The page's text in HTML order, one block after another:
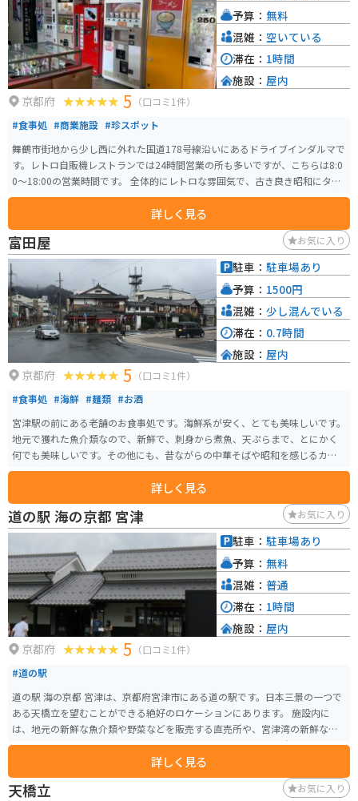
京都府 5 （口コミ1件）
#食事処 #商業施設 #珍スポット
舞鶴市街地から少し西に外れた国道178号線沿いにあるドライブインダルマで
す。レトロ自販機レストランでは24時間営業の所も多いですが、こちらは8:0
0～18:00の営業時間です。 全体的にレトロな雰囲気で、古き良き昭和にタイ
ムスリップできる空間です。インベーダーゲームをはじめ、2〜30年前のゲー
ムもあります。一部マニアには“自動販売機の聖地”とも呼ばれているようで
す。
詳しく見る
予算： 無料
混雑： 空いている
滞在： 1時間
施設： 屋内
富田屋 お気に入り
京都府 5 （口コミ1件）
#食事処 #海鮮 #麺類 #お酒
宮津駅の前にある老舗のお食事処です。海鮮系が安く、とても美味しいです。
地元で獲れた魚介類なので、新鮮で、刺身から煮魚、天ぷらまで、とにかく
何でも美味しいです。その他にも、昔ながらの中華そばや昭和を感じるカレ
ーなどもあります。土日の昼時は結構混み合います。
詳しく見る
駐車： 駐車場あり
予算： 1500円
混雑： 少し混んでいる
滞在： 0.7時間
施設： 屋内
道の駅 海の京都 宮津 お気に入り
京都府 5 （口コミ1件）
#道の駅
道の駅 海の京都 宮津は、京都府宮津市にある道の駅です。日本三景の一つで
ある天橋立を望むことができる絶好のロケーションにあります。 施設内に
は、地元の新鮮な魚介類や野菜などを販売する直売所や、宮津湾の新鮮な魚
介類を使った料理を提供するレストランがあります。また、天橋立を一望で
きる展望台や、観光案内所なども併設されています。 バイクで訪れる場合、
道の駅には広い駐車場が完備されているので安心です。天橋立周辺は、風光
明媚な景色が続くので、ツーリングにも最適なエリアです。道の駅で休憩を
詳しく見る
駐車： 駐車場あり
予算： 無料
混雑： 普通
滞在： 1時間
施設： 屋内
天橋立 お気に入り